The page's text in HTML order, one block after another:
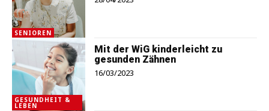
SENIOREN
GESUNDHEIT &
LEBEN
Mit der WiG kinderleicht zu
gesunden Zähnen
16/03/2023